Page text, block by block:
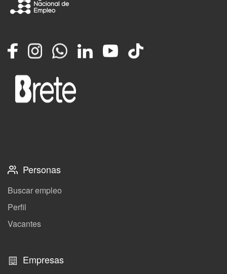
FacebookInstagramWhatsappLinkedInYouTube
TikTok
Personas
Buscar empleo
Perfil
Vacantes
Empresas